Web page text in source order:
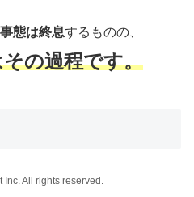
態は終息するものの、
の過程です。
All rights reserved.